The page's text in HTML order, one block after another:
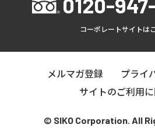
0120-
コーポレートサイトは
メルマガ登録
プライ
サイトのご利用
© SIKO Corporation. All